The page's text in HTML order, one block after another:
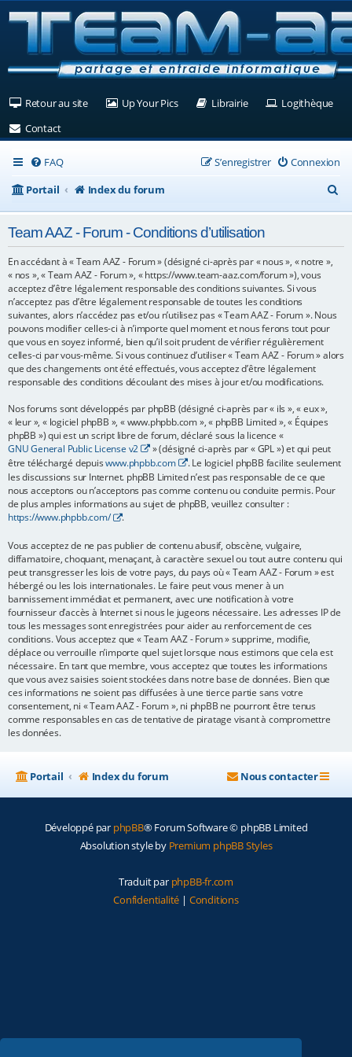
Retour au site(Ouvre un nouvel onglet)
Up Your Pics(Ouvre un nouvel onglet)
Librairie(Ouvre un nouvel
Logithèque
Contact(Ouvre un nouvel onglet)
FAQ Connexion
S’enregistrer
Portail
Index du forum
e
Team AAZ - Forum - Conditions d’utilisation
En accédant à « Team AAZ - Forum » (désigné ci-après par « nous », « notre »,
« nos », « Team AAZ - Forum », « https://www.team-aaz.com/forum »), vous
acceptez d’être légalement responsable des conditions suivantes. Si vous
n’acceptez pas d’être légalement responsable de toutes les conditions
suivantes, alors n’accédez pas et/ou n’utilisez pas « Team AAZ - Forum ». Nous
pouvons modifier celles-ci à n’importe quel moment et nous ferons tout pour
que vous en soyez informé, bien qu’il soit prudent de vérifier régulièrement
celles-ci par vous-même. Si vous continuez d’utiliser « Team AAZ - Forum » alors
que des changements ont été effectués, vous acceptez d’être légalement
responsable des conditions découlant des mises à jour et/ou modifications.
Nos forums sont développés par phpBB (désigné ci-après par « ils », « eux »,
« leur », « logiciel phpBB », « www.phpbb.com », « phpBB Limited », « Équipes
phpBB ») qui est un script libre de forum, déclaré sous la licence «
GNU General Public License v2
» (désigné ci-après par « GPL ») et qui peut
être téléchargé depuiswww.phpbb.com
. Le logiciel phpBB facilite seulement
les discussions sur Internet. phpBB Limited n’est pas responsable de ce que
nous acceptons ou n’acceptons pas comme contenu ou conduite permis. Pour
de plus amples informations au sujet de phpBB, veuillez consulter :
https://www.phpbb.com/
.
Vous acceptez de ne pas publier de contenu abusif, obscène, vulgaire,
diffamatoire, choquant, menaçant, à caractère sexuel ou tout autre contenu qui
peut transgresser les lois de votre pays, du pays où « Team AAZ - Forum » est
hébergé ou les lois internationales. Le faire peut vous mener à un
bannissement immédiat et permanent, avec une notification à votre
fournisseur d’accès à Internet si nous le jugeons nécessaire. Les adresses IP de
tous les messages sont enregistrées pour aider au renforcement de ces
conditions. Vous acceptez que « Team AAZ - Forum » supprime, modifie,
déplace ou verrouille n’importe quel sujet lorsque nous estimons que cela est
nécessaire. En tant que membre, vous acceptez que toutes les informations
que vous avez saisies soient stockées dans notre base de données. Bien que
ces informations ne soient pas diffusées à une tierce partie sans votre
consentement, ni « Team AAZ - Forum », ni phpBB ne pourront être tenus
comme responsables en cas de tentative de piratage visant à compromettre
les données.
Portail Index du forum Nous contacter
Développé par phpBB® Forum Software © phpBB Limited
Absolution style by Premium phpBB Styles
Traduit par phpBB-fr.com
Confidentialité | Conditions